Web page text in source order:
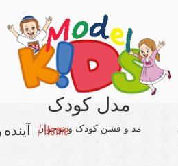
مدل کودک
مد و فشن کودک و نوجوان
Home /